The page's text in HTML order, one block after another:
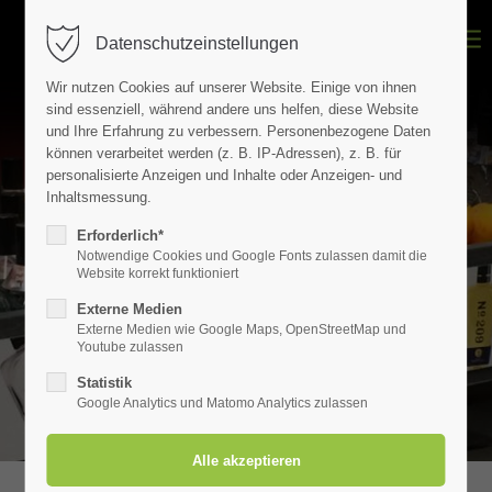
Login
Benutzername
Passwort
Anmelden
Register|Lost your password?
Datenschutzeinstellungen
Wir nutzen Cookies auf unserer Website. Einige von ihnen
sind essenziell, während andere uns helfen, diese Website
und Ihre Erfahrung zu verbessern. Personenbezogene Daten
können verarbeitet werden (z. B. IP-Adressen), z. B. für
personalisierte Anzeigen und Inhalte oder Anzeigen- und
Inhaltsmessung.
Erforderlich*
Notwendige Cookies und Google Fonts zulassen damit die
Website korrekt funktioniert
Externe Medien
Externe Medien wie Google Maps, OpenStreetMap und
Youtube zulassen
Statistik
Google Analytics und Matomo Analytics zulassen